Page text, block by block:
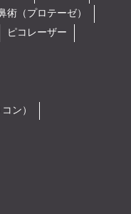
術（プロテーゼ）
ピコレーザー
ン）